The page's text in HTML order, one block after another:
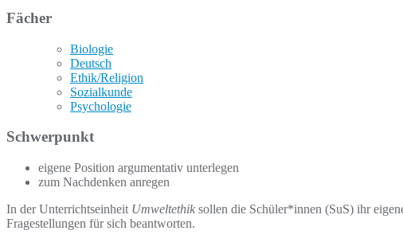
Fächer
Biologie
Deutsch
Ethik/Religion
Sozialkunde
Psychologie
Schwerpunkt
eigene Position argumentativ unterlegen
zum Nachdenken anregen
In der Unterrichtseinheit Umweltethik sollen die Schüler*innen (SuS) ihr
Fragestellungen für sich beantworten.